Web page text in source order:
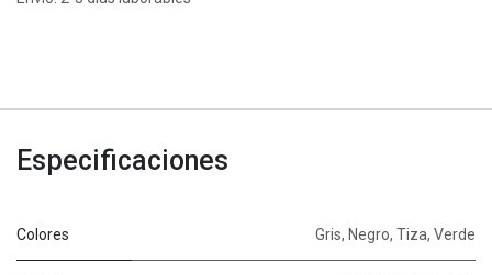
Especificaciones
Colores Gris, Negro, Tiza, Verde